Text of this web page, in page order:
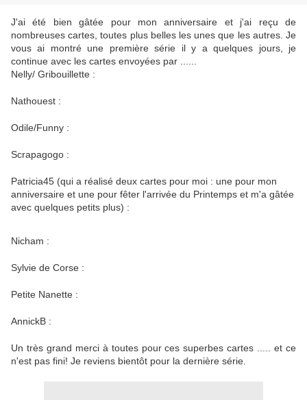
J'ai été bien gâtée pour mon anniversaire et j'ai reçu de
nombreuses cartes, toutes plus belles les unes que les autres. Je
vous ai montré une première série il y a quelques jours, je
continue avec les cartes envoyées par ......
Nelly/ Gribouillette :
Nathouest :
Odile/Funny :
Scrapagogo :
Patricia45 (qui a réalisé deux cartes pour moi : une pour mon
anniversaire et une pour fêter l'arrivée du Printemps et m'a gâtée
avec quelques petits plus) :
Nicham :
Sylvie de Corse :
Petite Nanette :
AnnickB :
Un très grand merci à toutes pour ces superbes cartes ..... et ce
n'est pas fini! Je reviens bientôt pour la dernière série.